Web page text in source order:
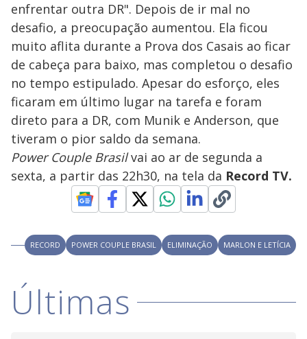
enfrentar outra DR". Depois de ir mal no
desafio, a preocupação aumentou. Ela ficou
muito aflita durante a Prova dos Casais ao ficar
de cabeça para baixo, mas completou o desafio
no tempo estipulado. Apesar do esforço, eles
ficaram em último lugar na tarefa e foram
direto para a DR, com Munik e Anderson, que
tiveram o pior saldo da semana.
Power Couple Brasilvai ao ar de segunda a
sexta, a partir das 22h30, na tela da Record TV.
RECORD POWER COUPLE BRASIL ELIMINAÇÃO MARLON E LETÍCIA
Últimas